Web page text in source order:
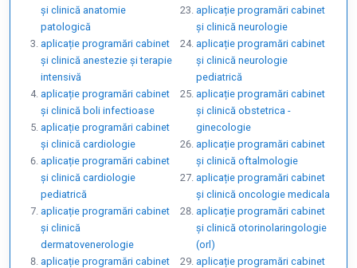
și clinică anatomie
patologică
aplicație programări cabinet
și clinică anestezie și terapie
intensivă
aplicație programări cabinet
și clinică boli infectioase
aplicație programări cabinet
și clinică cardiologie
aplicație programări cabinet
și clinică cardiologie
pediatrică
aplicație programări cabinet
și clinică
dermatovenerologie
aplicație programări cabinet
aplicație programări cabinet
și clinică neurologie
aplicație programări cabinet
și clinică neurologie
pediatrică
aplicație programări cabinet
și clinică obstetrica -
ginecologie
aplicație programări cabinet
și clinică oftalmologie
aplicație programări cabinet
și clinică oncologie medicala
aplicație programări cabinet
și clinică otorinolaringologie
(orl)
aplicație programări cabinet